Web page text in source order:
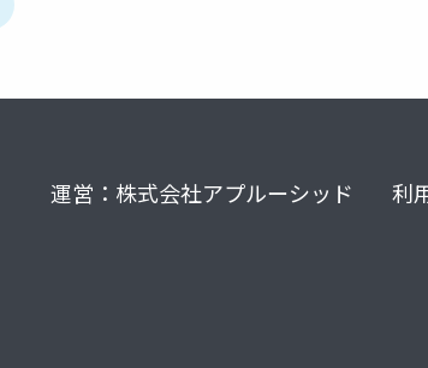
運営：株式会社アプルーシッド 利